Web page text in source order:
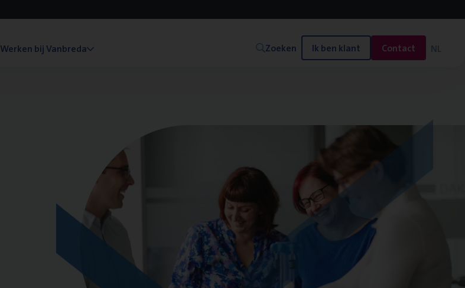
Werken bij Vanbreda Zoeken Ik ben klant Contact NL